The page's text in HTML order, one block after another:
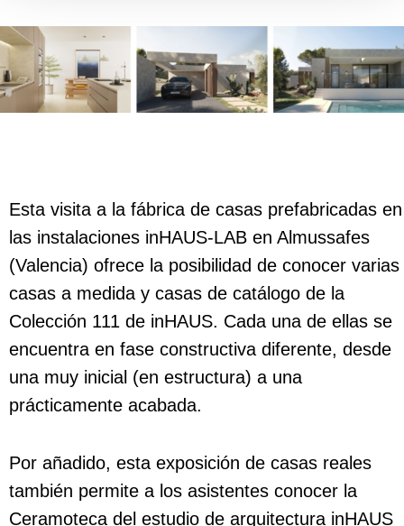
Esta visita a la fábrica de casas prefabricadas en
las instalaciones inHAUS-LAB en Almussafes
(Valencia) ofrece la posibilidad de conocer varias
casas a medida y casas de catálogo de la
Colección 111 de inHAUS. Cada una de ellas se
encuentra en fase constructiva diferente, desde
una muy inicial (en estructura) a una
prácticamente acabada.
Por añadido, esta exposición de casas reales
también permite a los asistentes conocer la
Ceramoteca del estudio de arquitectura inHAUS